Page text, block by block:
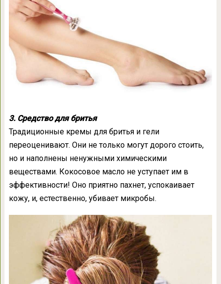
3. Средство для бритья
Традиционные кремы для бритья и гели
переоценивают. Они не только могут дорого стоить,
но и наполнены ненужными химическими
веществами. Кокосовое масло не уступает им в
эффективности! Оно приятно пахнет, успокаивает
кожу, и, естественно, убивает микробы.